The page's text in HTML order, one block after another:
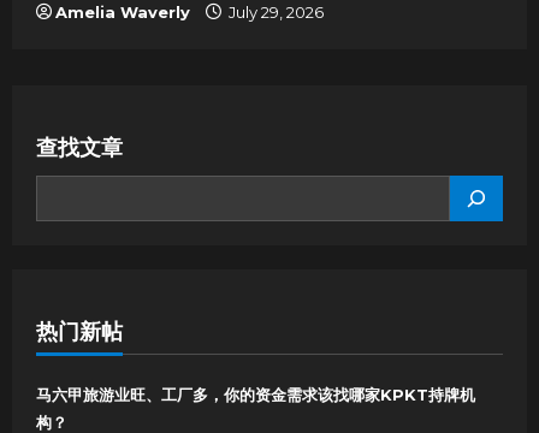
Amelia Waverly July 29, 2026
查找文章
热门新帖
马六甲旅游业旺、工厂多，你的资金需求该找哪家KPKT持牌机
构？